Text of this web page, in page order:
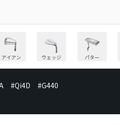
アイアン ウェッジ パター
#Qi4D #G440